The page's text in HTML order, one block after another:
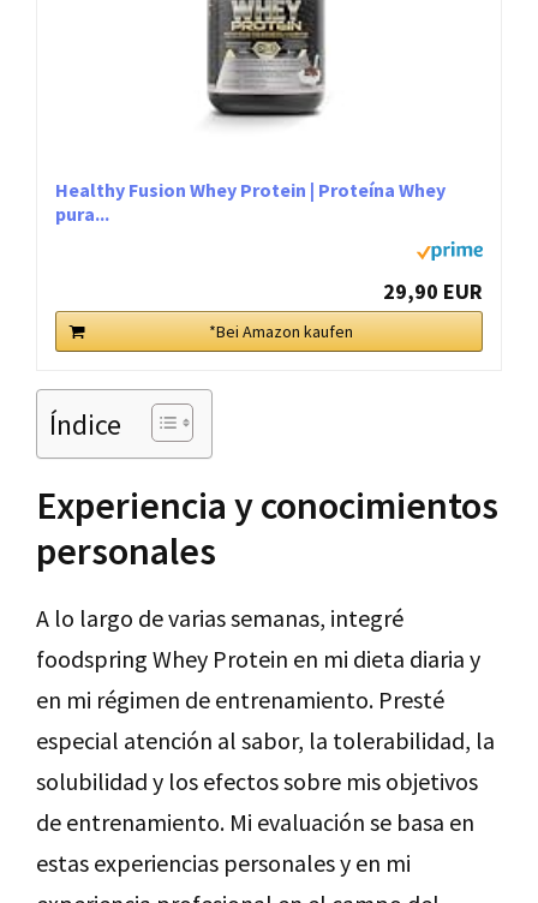
Healthy Fusion Whey Protein | Proteína Whey
pura...
29,90 EUR
*Bei Amazon kaufen
Índice
Experiencia y conocimientos
personales
A lo largo de varias semanas, integré
foodspring Whey Protein en mi dieta diaria y
en mi régimen de entrenamiento. Presté
especial atención al sabor, la tolerabilidad, la
solubilidad y los efectos sobre mis objetivos
de entrenamiento. Mi evaluación se basa en
estas experiencias personales y en mi